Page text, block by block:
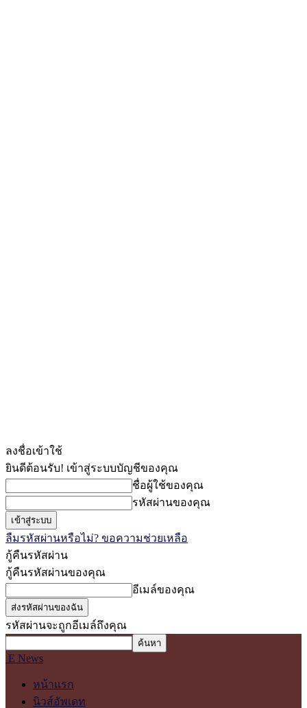
ลงชื่อเข้าใช้
ยินดีต้อนรับ! เข้าสู่ระบบบัญชีของคุณ
ชื่อผู้ใช้ของคุณ
รหัสผ่านของคุณ
ลืมรหัสผ่านหรือไม่? ขอความช่วยเหลือ
กู้คืนรหัสผ่าน
กู้คืนรหัสผ่านของคุณ
อีเมล์ของคุณ
รหัสผ่านจะถูกอีเมล์ถึงคุณ
E News
หน้าแรก
นิวส์อัพเดท